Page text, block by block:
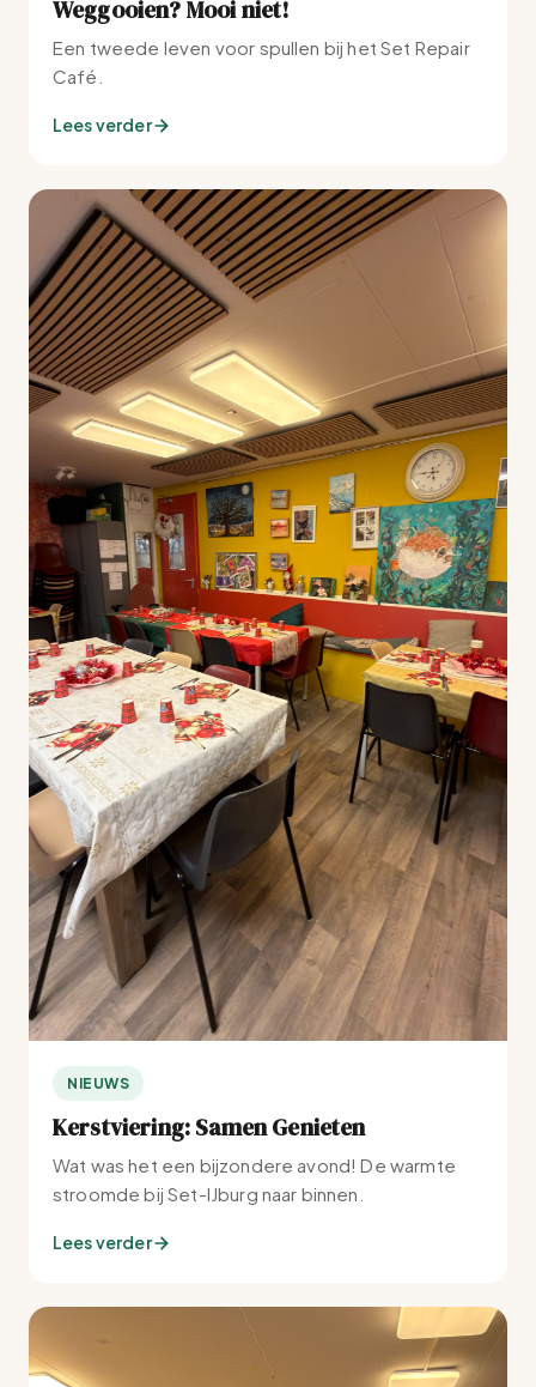
Weggooien? Mooi niet!
Een tweede leven voor spullen bij het Set Repair
Café.
Lees verder
NIEUWS
Kerstviering: Samen Genieten
Wat was het een bijzondere avond! De warmte
stroomde bij Set-IJburg naar binnen.
Lees verder